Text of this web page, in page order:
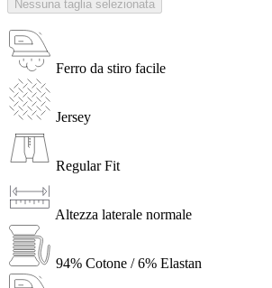
Nessuna taglia selezionata
Ferro da stiro facile
Jersey
Regular Fit
Altezza laterale normale
94% Cotone / 6% Elastan